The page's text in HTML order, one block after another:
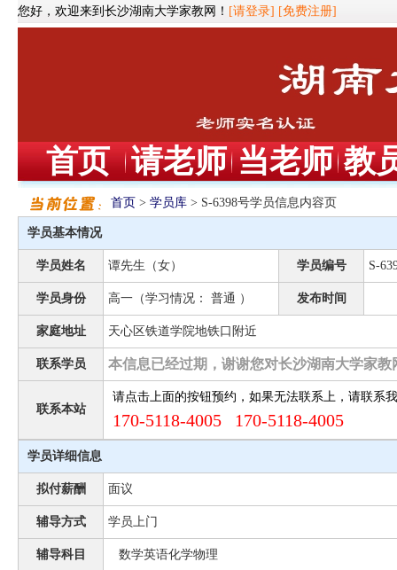
您好，欢迎来到长沙湖南大学家教网！ [请登录] [免费注册]
首页 请老师 当老师 教
首页 > 学员库 > S-6398号学员信息内容页
学员基本情况
学员姓名 谭先生（女） 学员编号 S-
学员身份 高一（学习情况： 普通 ） 发布时间
家庭地址 天心区铁道学院地铁口附近
联系学员 本信息已经过期，谢谢您对长沙湖南大学家教
联系本站
请点击上面的按钮预约，如果无法联系上，请联系
170-5118-4005 170-5118-4005
学员详细信息
拟付薪酬 面议
辅导方式 学员上门
辅导科目 数学英语化学物理